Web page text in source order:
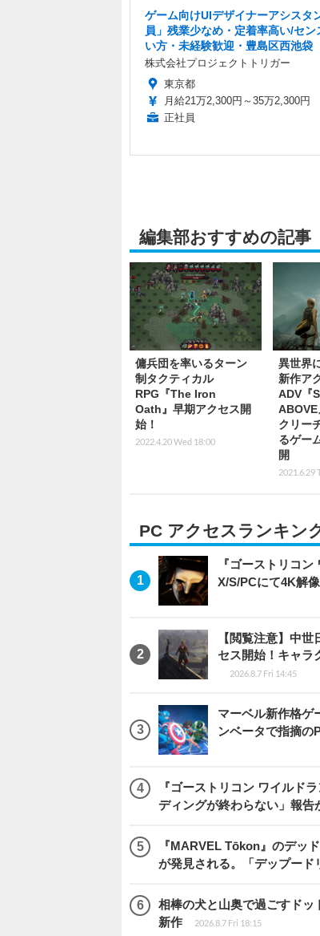
ゲーム向けUIデザイナーアシスタ
員」残業少なめ・定着率高い/セン
い方・未経験歓迎・豊島区西池袋
株式会社プロジェクトトリガー
東京都
月給21万2,300円～35万2,300円
正社員
編集部おすすめの記事
傭兵団を率いるターン
制タクティカル
RPG『The Iron
Oath』早期アクセス開
始！
2022.4.20 Wed 18:00
異世界
新作ア
ADV『
ABOVE
クリー
るゲー
開
2021.6.29
PC アクセスランキン
『ゴーストリコ
X/S/PCにて4K解
【閲覧注意】中
セス開始！キャラ
2026.8.7 Fri 14:45
マーベル新作格
ンベータで指摘の
『ゴーストリコン ワイルド
ディングが終わらない」報
『MARVEL Tōkon』のデッ
が発見される。「デップー
相棒の犬と山奥で過ごすド
新作
2026.8.7 Fri 18:15